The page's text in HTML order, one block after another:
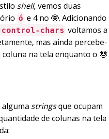
shell, vemos duas
ó e 4 no 🤓. Adicionando
control-chars voltamos a
mas ainda percebe-
coluna na tela enquanto o 🤓
stringsque ocupam
de colunas na tela